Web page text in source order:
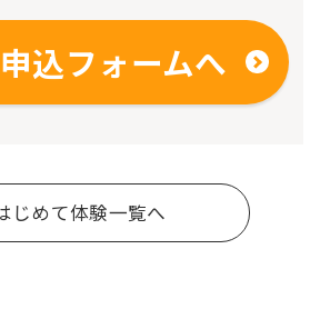
込フォームへ
じめて体験一覧へ
service.
Automatic